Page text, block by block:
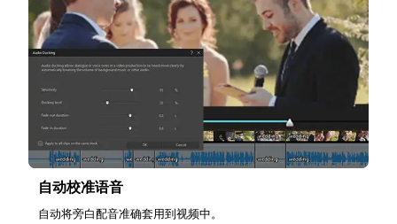
自动校准语音
自动将旁白配音准确套用到视频中。